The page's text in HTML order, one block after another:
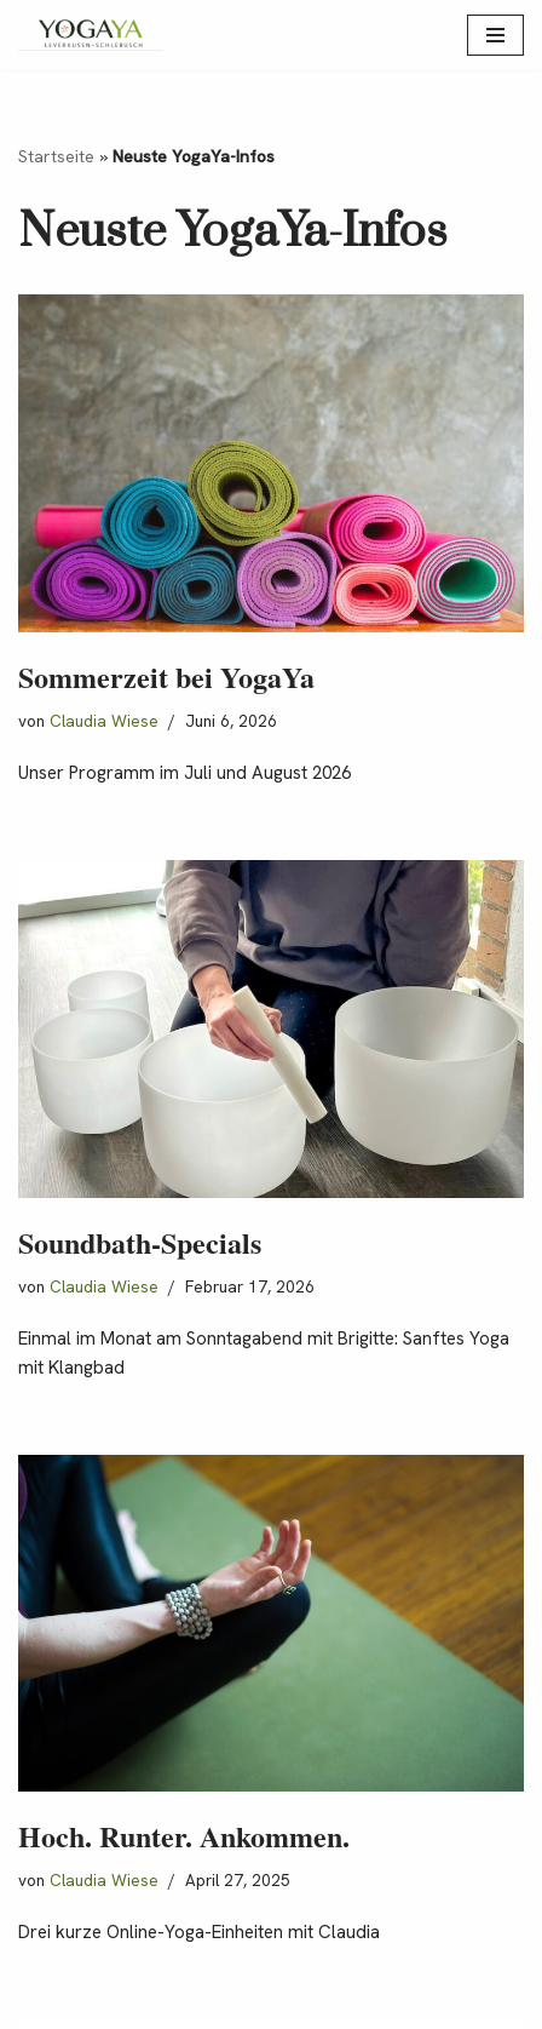
Startseite » Neuste YogaYa-Infos
Neuste YogaYa-Infos
Sommerzeit bei YogaYa
von Claudia Wiese Juni 6, 2026
Unser Programm im Juli und August 2026
Soundbath-Specials
von Claudia Wiese Februar 17, 2026
Einmal im Monat am Sonntagabend mit Brigitte: Sanftes Yoga
mit Klangbad
Hoch. Runter. Ankommen.
von Claudia Wiese April 27, 2025
Drei kurze Online-Yoga-Einheiten mit Claudia